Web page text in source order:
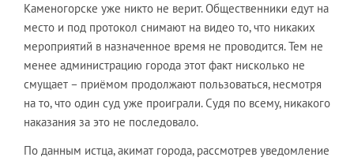
Каменогорске уже никто не верит. Общественники едут на
место и под протокол снимают на видео то, что никаких
мероприятий в назначенное время не проводится. Тем не
менее администрацию города этот факт нисколько не
смущает – приёмом продолжают пользоваться, несмотря
на то, что один суд уже проиграли. Судя по всему, никакого
наказания за это не последовало.
По данным истца, акимат города, рассмотрев уведомление